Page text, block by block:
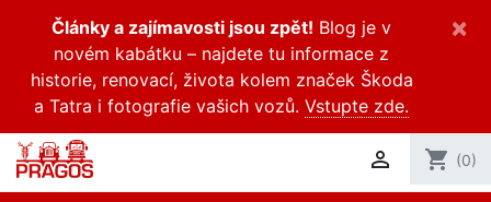
Články a zajímavosti jsou zpět! Blog je v
novém kabátku – najdete tu informace z
historie, renovací, života kolem značek Škoda
a Tatra i fotografie vašich vozů. Vstupte zde.
×
 shopping_cart (0)